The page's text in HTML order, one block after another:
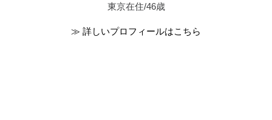
東京在住/46歳
≫ 詳しいプロフィールはこちら